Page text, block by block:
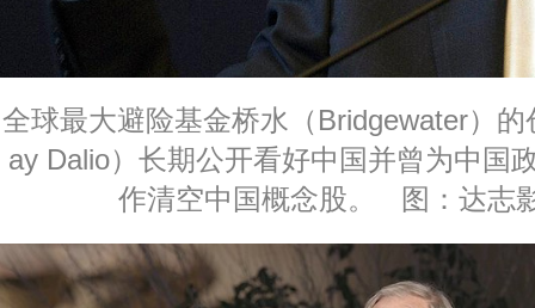
全球最大避险基金桥水（Bridgewater）
ay Dalio）长期公开看好中国并曾为中国
作清空中国概念股。 图：达志